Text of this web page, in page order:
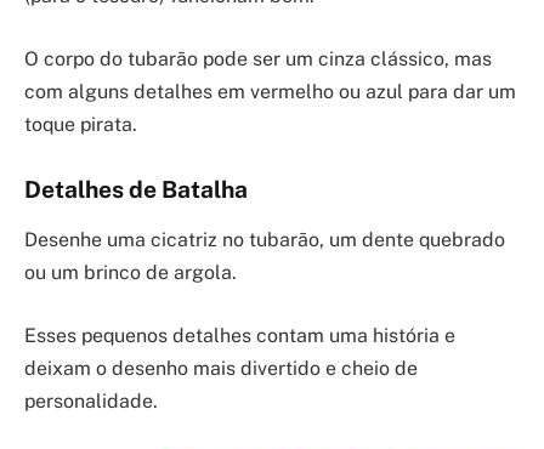
O corpo do tubarão pode ser um cinza clássico, mas
com alguns detalhes em vermelho ou azul para dar um
toque pirata.
Detalhes de Batalha
Desenhe uma cicatriz no tubarão, um dente quebrado
ou um brinco de argola.
Esses pequenos detalhes contam uma história e
deixam o desenho mais divertido e cheio de
personalidade.